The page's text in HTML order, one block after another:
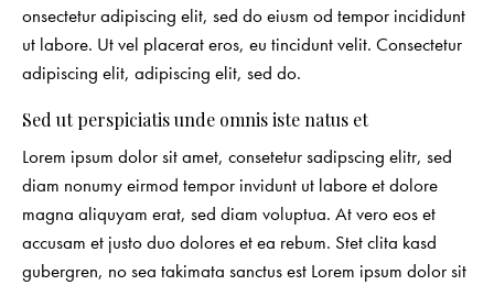
onsectetur adipiscing elit, sed do eiusm od tempor incididunt
ut labore. Ut vel placerat eros, eu tincidunt velit. Consectetur
adipiscing elit, adipiscing elit, sed do.
Sed ut perspiciatis unde omnis iste natus et
Lorem ipsum dolor sit amet, consetetur sadipscing elitr, sed
diam nonumy eirmod tempor invidunt ut labore et dolore
magna aliquyam erat, sed diam voluptua. At vero eos et
accusam et justo duo dolores et ea rebum. Stet clita kasd
gubergren, no sea takimata sanctus est Lorem ipsum dolor sit